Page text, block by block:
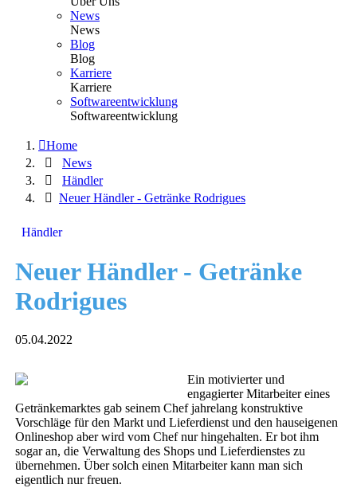
News
News
Blog
Blog
Karriere
Karriere
Softwareentwicklung
Softwareentwicklung
Home
News
Händler
Neuer Händler - Getränke Rodrigues
Händler
Neuer Händler - Getränke
Rodrigues
05.04.2022
Ein motivierter und
engagierter Mitarbeiter eines
Getränkemarktes gab seinem Chef jahrelang konstruktive
Vorschläge für den Markt und Lieferdienst und den hauseigenen
Onlineshop aber wird vom Chef nur hingehalten. Er bot ihm
sogar an, die Verwaltung des Shops und Lieferdienstes zu
übernehmen. Über solch einen Mitarbeiter kann man sich
eigentlich nur freuen.